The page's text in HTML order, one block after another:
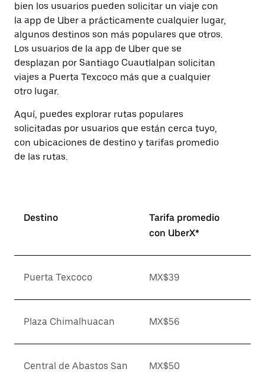
bien los usuarios pueden solicitar un viaje con
la app de Uber a prácticamente cualquier lugar,
algunos destinos son más populares que otros.
Los usuarios de la app de Uber que se
desplazan por Santiago Cuautlalpan solicitan
viajes a Puerta Texcoco más que a cualquier
otro lugar.
Aquí, puedes explorar rutas populares
solicitadas por usuarios que están cerca tuyo,
con ubicaciones de destino y tarifas promedio
de las rutas.
Destino
Tarifa promedio
con UberX*
Puerta Texcoco MX$39
Plaza Chimalhuacan MX$56
Central de Abastos San
MX$50